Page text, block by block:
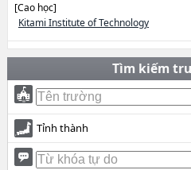
[Cao học]
Kitami Institute of Technology
Tìm kiếm
Tỉnh thành